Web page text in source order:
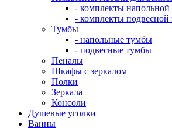
- комплекты напольной
- комплекты подвесной
Тумбы
- напольные тумбы
- подвесные тумбы
Пеналы
Шкафы с зеркалом
Полки
Зеркала
Консоли
Душевые уголки
Ванны